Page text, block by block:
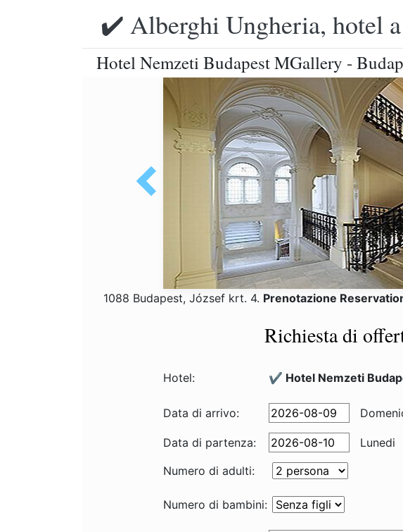
✔️ Alberghi Ungheria, hotel
Hotel Nemzeti Budapest MGallery -
1088 Budapest, József krt. 4. Prenotazione
Richiesta di
Hotel: ✔️ Hotel Nemzeti
Data di arrivo:
Data di partenza:
Lunedi
Numero di adulti:
Numero di bambini: